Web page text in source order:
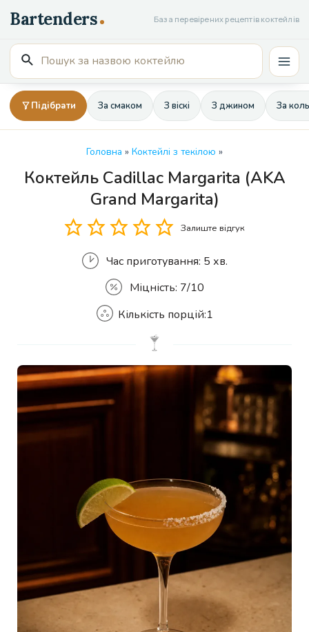
до
вмісту
База перевірених рецептів коктейлів
Пошук
для:
Підібрати За смаком З віскі З джином За
Головна » Коктейлі з текілою »
Коктейль Cadillac Margarita (AKA
Grand Margarita)
Залиште відгук
Час приготування: 5 хв.
Міцність: 7/10
Кількість
Кількість порцій:1